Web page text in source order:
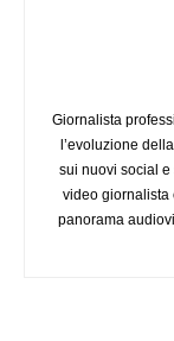
Giornalista
l’evoluzione
sui nuovi social e
video giornalista
panorama